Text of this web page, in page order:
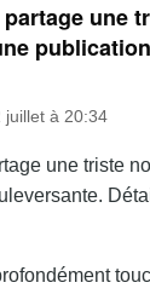
une
publication
juillet à 20:34
une triste